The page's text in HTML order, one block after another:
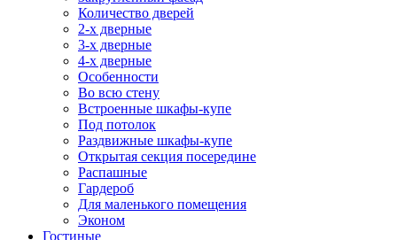
Количество дверей
2-х дверные
3-х дверные
4-х дверные
Особенности
Во всю стену
Встроенные шкафы-купе
Под потолок
Раздвижные шкафы-купе
Открытая секция посередине
Распашные
Гардероб
Для маленького помещения
Эконом
Гостиные